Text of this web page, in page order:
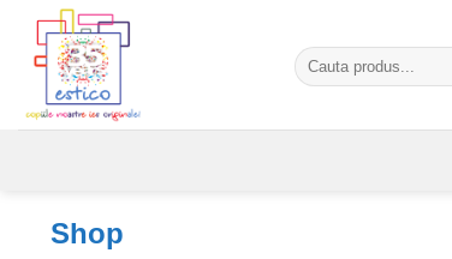
content
Caută
după:
Shop